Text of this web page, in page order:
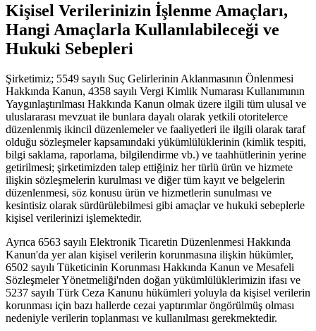
Kişisel Verilerinizin İşlenme Amaçları,
Hangi Amaçlarla Kullanılabileceği ve
Hukuki Sebepleri
Şirketimiz; 5549 sayılı Suç Gelirlerinin Aklanmasının Önlenmesi
Hakkında Kanun, 4358 sayılı Vergi Kimlik Numarası Kullanımının
Yaygınlaştırılması Hakkında Kanun olmak üzere ilgili tüm ulusal ve
uluslararası mevzuat ile bunlara dayalı olarak yetkili otoritelerce
düzenlenmiş ikincil düzenlemeler ve faaliyetleri ile ilgili olarak taraf
olduğu sözleşmeler kapsamındaki yükümlülüklerinin (kimlik tespiti,
bilgi saklama, raporlama, bilgilendirme vb.) ve taahhütlerinin yerine
getirilmesi; şirketimizden talep ettiğiniz her türlü ürün ve hizmete
ilişkin sözleşmelerin kurulması ve diğer tüm kayıt ve belgelerin
düzenlenmesi, söz konusu ürün ve hizmetlerin sunulması ve
kesintisiz olarak sürdürülebilmesi gibi amaçlar ve hukuki sebeplerle
kişisel verilerinizi işlemektedir.
Ayrıca 6563 sayılı Elektronik Ticaretin Düzenlenmesi Hakkında
Kanun'da yer alan kişisel verilerin korunmasına ilişkin hükümler,
6502 sayılı Tüketicinin Korunması Hakkında Kanun ve Mesafeli
Sözleşmeler Yönetmeliği'nden doğan yükümlülüklerimizin ifası ve
5237 sayılı Türk Ceza Kanunu hükümleri yoluyla da kişisel verilerin
korunması için bazı hallerde cezai yaptırımlar öngörülmüş olması
nedeniyle verilerin toplanması ve kullanılması gerekmektedir.